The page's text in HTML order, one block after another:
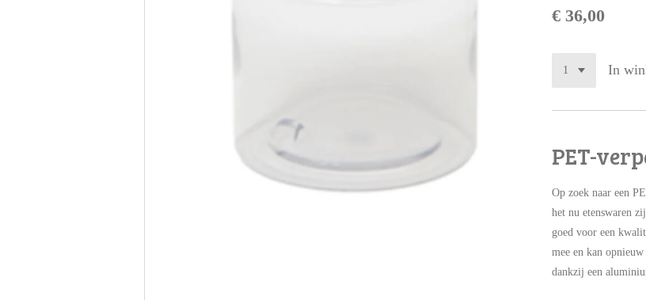
€ 36,00
In
PET-
Op zoek naar een
het nu etenswaren
goed voor een
mee en kan
dankzij een